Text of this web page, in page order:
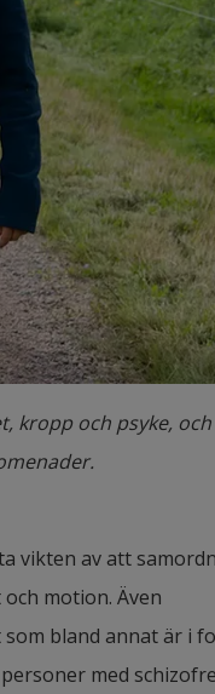
kropp och psyke, och
vikten av att
motion. Även
bland annat är i
med